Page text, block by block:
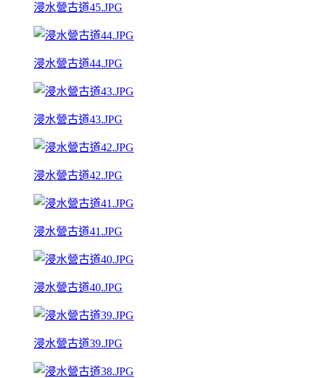
浸水營古道45.JPG
浸水營古道44.JPG
浸水營古道43.JPG
浸水營古道42.JPG
浸水營古道41.JPG
浸水營古道40.JPG
浸水營古道39.JPG